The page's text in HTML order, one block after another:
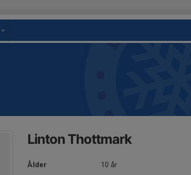
Linton Thottmark
Ålder 10 år